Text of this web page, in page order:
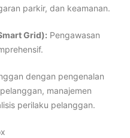
parkir, dan keamanan.
Grid): Pengawasan
dengan pengenalan
manajemen
perilaku pelanggan.